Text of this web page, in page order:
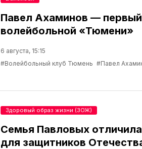
Павел Ахаминов —
волейбольной «Тюмени»
6 августа, 15:15
#Волейбольный клуб Тюмень #Павел
Семья Павловых
для защитников
Здоровый образ жизни (ЗОЖ)